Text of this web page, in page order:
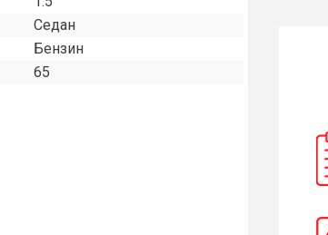
Седан
Бензин
65